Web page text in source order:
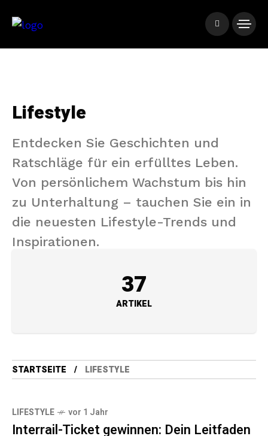
Lifestyle
Entdecken Sie Geschichten und
Ratschläge für ein erfülltes Leben.
Von persönlichem Wachstum bis hin
zu Unterhaltung – tauchen Sie ein in
die neuesten Lifestyle-Trends und
Inspirationen.
37
ARTIKEL
STARTSEITE LIFESTYLE
LIFESTYLE vor 1 Jahr
Interrail-Ticket gewinnen: Dein Leitfaden